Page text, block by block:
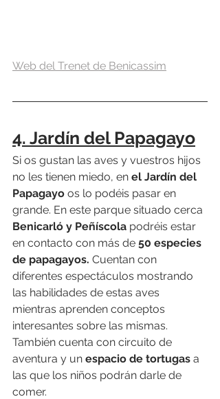
Web del Trenet de Benicassim
4. Jardín del Papagayo
Si os gustan las aves y vuestros hijos
no les tienen miedo, en el Jardín del
Papagayo os lo podéis pasar en
grande. En este parque situado cerca
Benicarló y Peñíscola podréis estar
en contacto con más de 50 especies
de papagayos. Cuentan con
diferentes espectáculos mostrando
las habilidades de estas aves
mientras aprenden conceptos
interesantes sobre las mismas.
También cuenta con circuito de
aventura y un espacio de tortugas a
las que los niños podrán darle de
comer.